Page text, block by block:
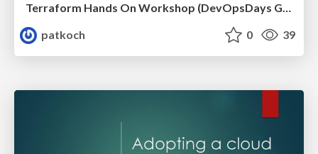
Terraform Hands On Workshop (DevOpsDays Graz)
patkoch
0 39